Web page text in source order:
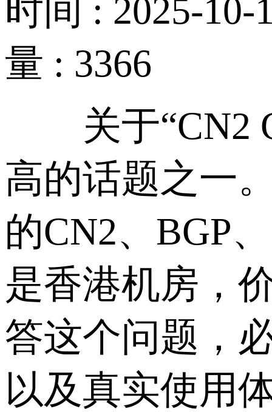
时间 : 2025-10-
量 : 3366
关于“CN2
高的话题之一
的CN2、BGP
是香港机房，
答这个问题，
以及真实使用